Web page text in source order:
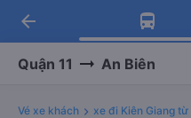
Tải app
Nhận ưu đãi
Tải app
-30k/ghế khi
arrow_back
Quận 11 An Biên
Vé xe khách xe đi Kiên Giang từ